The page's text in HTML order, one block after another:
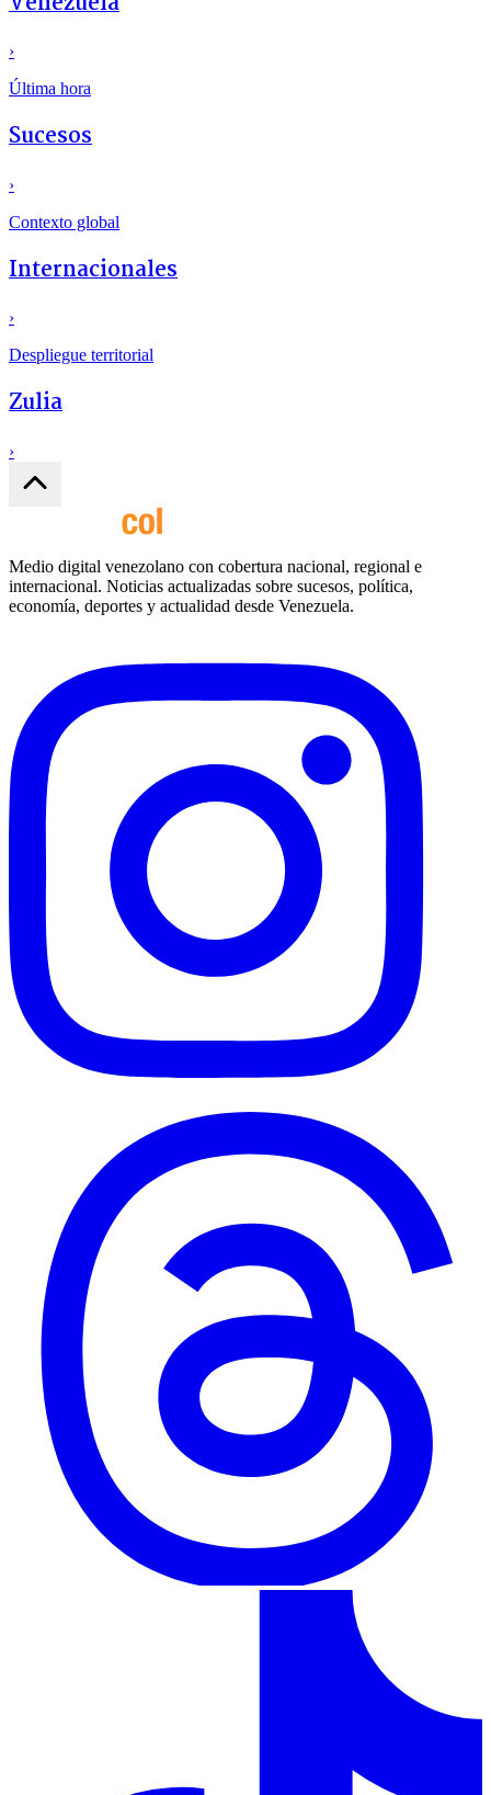
›
Última hora
Sucesos
›
Contexto global
Internacionales
›
Despliegue territorial
Zulia
›
Medio digital venezolano con cobertura nacional, regional e
internacional. Noticias actualizadas sobre sucesos, política,
economía, deportes y actualidad desde Venezuela.